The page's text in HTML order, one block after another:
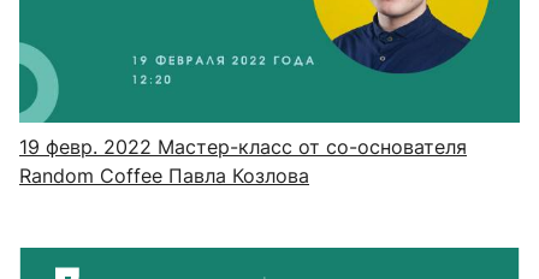
19 февр. 2022 Мастер-класс от со-основателя
Random Coffee Павла Козлова